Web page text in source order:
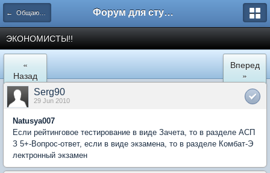
← Общаются экономисты Форум для студента СГА
ЭКОНОМИСТЫ!!
«
Назад
Вперед
»
Serg90
29 Jun 2010
Natusya007
Если рейтинговое тестирование в виде Зачета, то в разделе АСП
З 5+-Вопрос-ответ, если в виде экзамена, то в разделе Комбат-Э
лектронный экзамен